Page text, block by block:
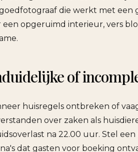
die werkt met een
een opgeruimd interieur, vers
of
huisregels ontbreken of
over zaken als
na 22.00 uur. Stel
dat gasten voor boeking